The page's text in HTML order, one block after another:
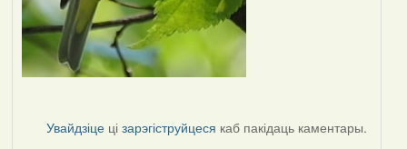
Увайдзіце цізарэгіструйцеся каб пакідаць каментары.